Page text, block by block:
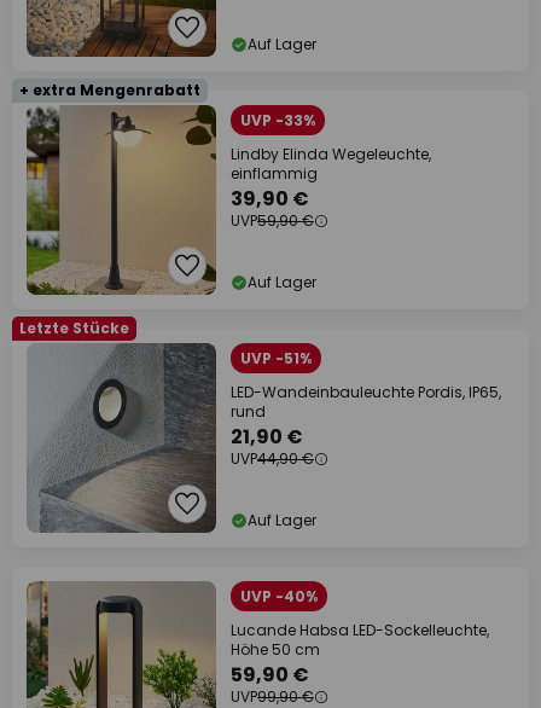
Auf Lager
+ extra Mengenrabatt
UVP -33%
Lindby Elinda Wegeleuchte,
einflammig
39,90 €
UVP59,90 €
Auf Lager
Letzte Stücke
UVP -51%
LED-Wandeinbauleuchte Pordis, IP65,
rund
21,90 €
UVP44,90 €
Auf Lager
UVP -40%
Lucande Habsa LED-Sockelleuchte,
Höhe 50 cm
59,90 €
UVP99,90 €